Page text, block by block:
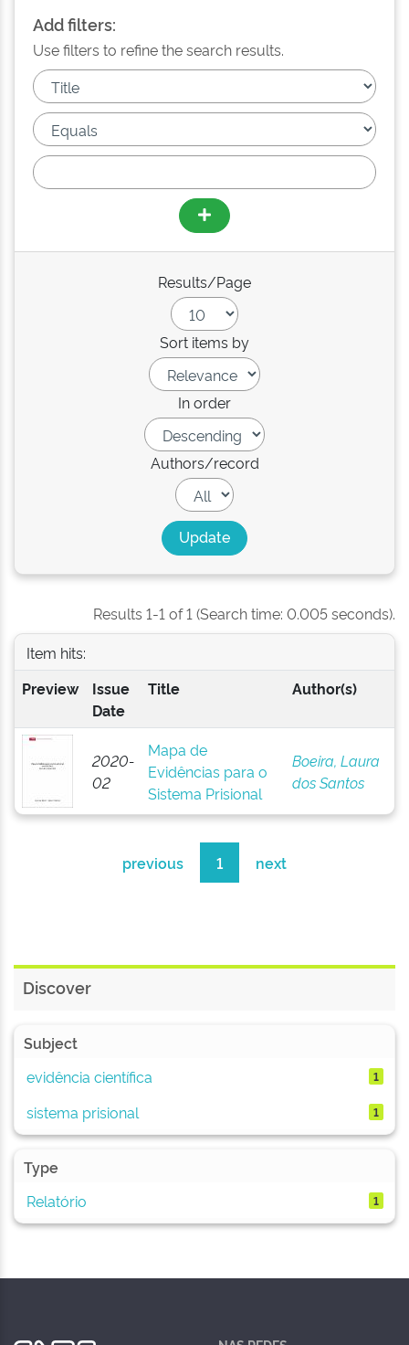
Add filters:
Use filters to refine the search results.
Results/Page
Sort items by
In order
Authors/record
Results 1-1 of 1 (Search time: 0.005 seconds).
Item hits:
Preview
Issue
Date
Title Author(s)
2020-
02
Mapa de
Evidências para o
Sistema Prisional
Boeira, Laura
dos Santos
previous 1 next
Discover
Subject
evidência científica
1
sistema prisional 1
Type
Relatório
1